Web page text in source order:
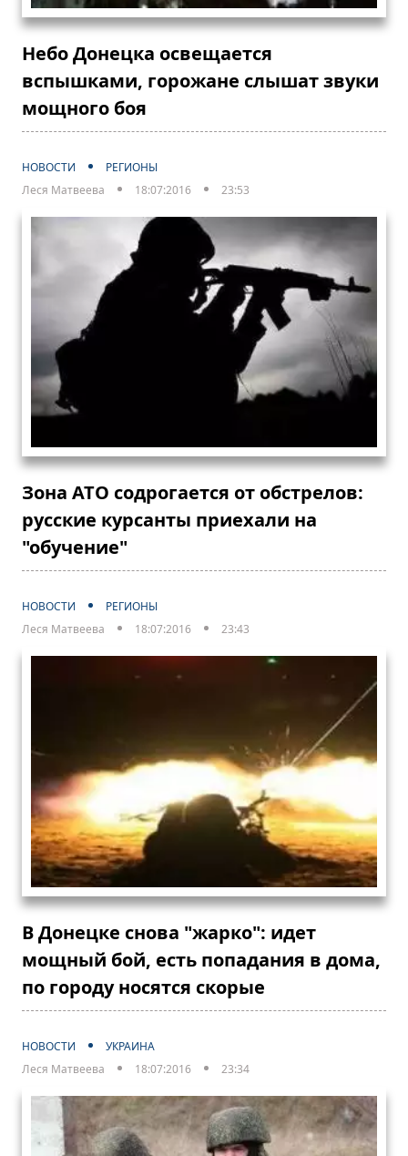
Небо Донецка освещается
вспышками, горожане слышат звуки
мощного боя
НОВОСТИ
РЕГИОНЫ
Леся Матвеева
18:07:2016 23:53
Зона АТО содрогается от обстрелов:
русские курсанты приехали на
"обучение"
НОВОСТИ
РЕГИОНЫ
Леся Матвеева
18:07:2016 23:43
В Донецке снова "жарко": идет
мощный бой, есть попадания в дома,
по городу носятся скорые
НОВОСТИ
УКРАИНА
Леся Матвеева
18:07:2016 23:34